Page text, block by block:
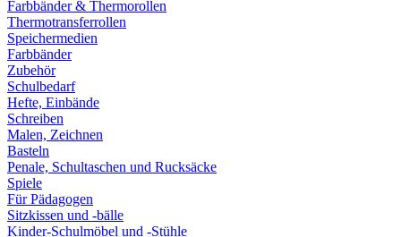
Farbbänder & Thermorollen
Thermotransferrollen
Speichermedien
Farbbänder
Zubehör
Schulbedarf
Hefte, Einbände
Schreiben
Malen, Zeichnen
Basteln
Penale, Schultaschen und Rucksäcke
Spiele
Für Pädagogen
Sitzkissen und -bälle
Kinder-Schulmöbel und -Stühle